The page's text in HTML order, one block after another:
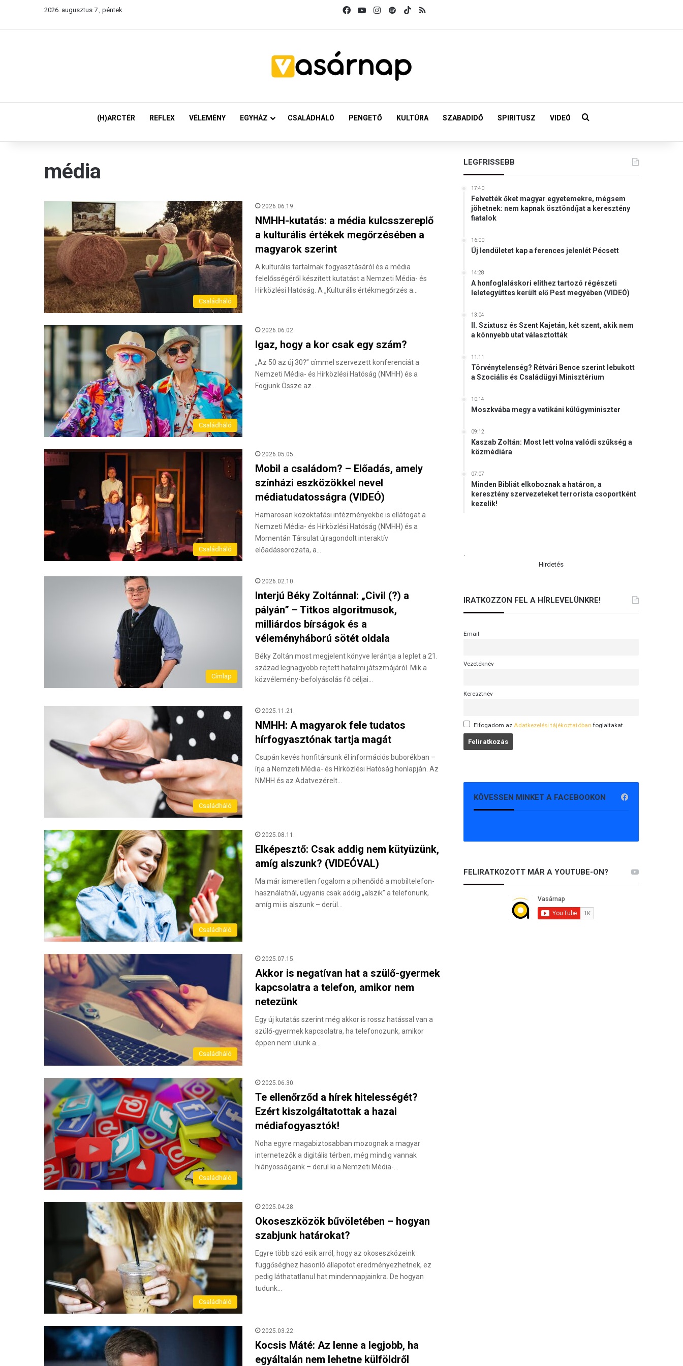
2026. augusztus 7., péntek FacebookYouTubeInstagram
SpotifyTikTok
(H)ARCTÉR REFLEX VÉLEMÉNY EGYHÁZ CSALÁDHÁLÓ PENGETŐ KULTÚRA SZABADIDŐ SPIRITUSZ VIDEÓ Keresés:
média
Családháló
2026.06.19.
NMHH-kutatás: a média kulcsszereplő
a kulturális értékek megőrzésében a
magyarok szerint
A kulturális tartalmak fogyasztásáról és a média
felelősségéről készített kutatást a Nemzeti Média- és
Hírközlési Hatóság. A „Kulturális értékmegőrzés a…
Családháló
2026.06.02.
Igaz, hogy a kor csak egy szám?
„Az 50 az új 30?” címmel szervezett konferenciát a
Nemzeti Média- és Hírközlési Hatóság (NMHH) és a
Fogjunk Össze az…
Családháló
2026.05.05.
Mobil a családom? – Előadás, amely
színházi eszközökkel nevel
médiatudatosságra (VIDEÓ)
Hamarosan közoktatási intézményekbe is ellátogat a
Nemzeti Média- és Hírközlési Hatóság (NMHH) és a
Momentán Társulat újragondolt interaktív
előadássorozata, a…
Címlap
2026.02.10.
Interjú Béky Zoltánnal: „Civil (?) a
pályán” – Titkos algoritmusok,
milliárdos bírságok és a
véleményháború sötét oldala
Béky Zoltán most megjelent könyve lerántja a leplet a 21.
század legnagyobb rejtett hatalmi játszmájáról. Mik a
közvélemény-befolyásolás fő céljai…
Családháló
2025.11.21.
NMHH: A magyarok fele tudatos
hírfogyasztónak tartja magát
Csupán kevés honfitársunk él információs buborékban –
írja a Nemzeti Média- és Hírközlési Hatóság honlapján. Az
NMHH és az Adatvezérelt…
Családháló
2025.08.11.
Elképesztő: Csak addig nem kütyüzünk,
amíg alszunk? (VIDEÓVAL)
Ma már ismeretlen fogalom a pihenőidő a mobiltelefon-
használatnál, ugyanis csak addig „alszik” a telefonunk,
amíg mi is alszunk – derül…
Családháló
2025.07.15.
Akkor is negatívan hat a szülő-gyermek
kapcsolatra a telefon, amikor nem
netezünk
Egy új kutatás szerint még akkor is rossz hatással van a
szülő-gyermek kapcsolatra, ha telefonozunk, amikor
éppen nem ülünk a…
Családháló
2025.06.30.
Te ellenőrződ a hírek hitelességét?
Ezért kiszolgáltatottak a hazai
médiafogyasztók!
Noha egyre magabiztosabban mozognak a magyar
internetezők a digitális térben, még mindig vannak
hiányosságaink – derül ki a Nemzeti Média-…
Családháló
2025.04.28.
Okoseszközök bűvöletében – hogyan
szabjunk határokat?
Egyre több szó esik arról, hogy az okoseszközeink
függőséghez hasonló állapotot eredményezhetnek, ez
pedig láthatatlanul hat mindennapjainkra. De hogyan
tudunk…
2025.03.22.
Kocsis Máté: Az lenne a legjobb, ha
egyáltalán nem lehetne külföldről
LEGFRISSEBB
17:40
Felvették őket magyar egyetemekre, mégsem
jöhetnek: nem kapnak ösztöndíjat a keresztény
fiatalok
16:00
Új lendületet kap a ferences jelenlét Pécsett
14:28
A honfoglaláskori elithez tartozó régészeti
leletegyüttes került elő Pest megyében (VIDEÓ)
13:04
II. Szixtusz és Szent Kajetán, két szent, akik nem
a könnyebb utat választották
11:11
Törvénytelenség? Rétvári Bence szerint lebukott
a Szociális és Családügyi Minisztérium
10:14
Moszkvába megy a vatikáni külügyminiszter
09:12
Kaszab Zoltán: Most lett volna valódi szükség a
közmédiára
07:07
Minden Bibliát elkoboznak a határon, a
keresztény szervezeteket terrorista csoportként
kezelik!
.
Hirdetés
IRATKOZZON FEL A HÍRLEVELÜNKRE!
Email
Vezetéknév
Keresztnév
Elfogadom az Adatkezelési tájékoztatóban foglaltakat.
KÖVESSEN MINKET A FACEBOOKON
FELIRATKOZOTT MÁR A YOUTUBE-ON?